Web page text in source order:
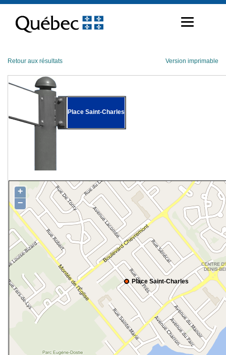
contenu
Retour aux résultats Version imprimable
Place Saint-Charles
Place Saint-Charles
+
−